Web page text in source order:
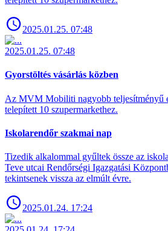
2025.01.25. 07:48
2025.01.25. 07:48
Gyorstöltés vásárlás közben
Az MVM Mobiliti nagyobb teljesítményű
telepített 10 szupermarkethez.
Iskolarendőr szakmai nap
Tizedik alkalommal gyűltek össze az
Teve utcai Rendőrségi Igazgatási
tekintsenek vissza az elmúlt évre.
2025.01.24. 17:24